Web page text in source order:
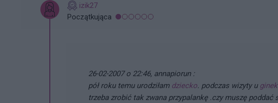
izik27
Początkująca
26-02-2007 o 22:46, annapiorun :
pół roku temu urodziłam dziecko. podczas wizyty u
trzeba zrobić tak zwana przypalankę .czy muszę